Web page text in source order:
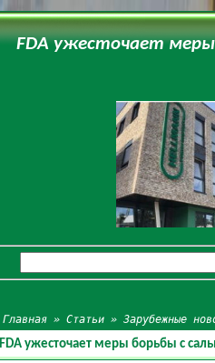
FDA ужесточает
Главная »Статьи »Зарубежные
FDA ужесточает меры борьбы с